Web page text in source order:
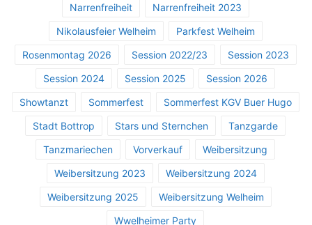
Narrenfreiheit
Narrenfreiheit 2023
Nikolausfeier Welheim
Parkfest Welheim
Rosenmontag 2026
Session 2022/23
Session 2023
Session 2024
Session 2025
Session 2026
Showtanzt
Sommerfest
Sommerfest KGV Buer Hugo
Stadt Bottrop
Stars und Sternchen
Tanzgarde
Tanzmariechen
Vorverkauf
Weibersitzung
Weibersitzung 2023
Weibersitzung 2024
Weibersitzung 2025
Weibersitzung Welheim
Wwelheimer Party